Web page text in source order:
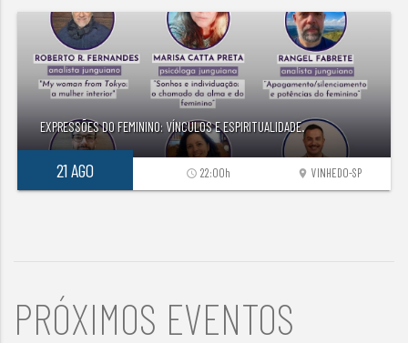
EXPRESSÕES DO FEMININO: VÍNCULOS E ESPIRITUALIDADE.
21 AGO location_on VINHEDO-SP
access_time 22:00h
PRÓXIMOS EVENTOS